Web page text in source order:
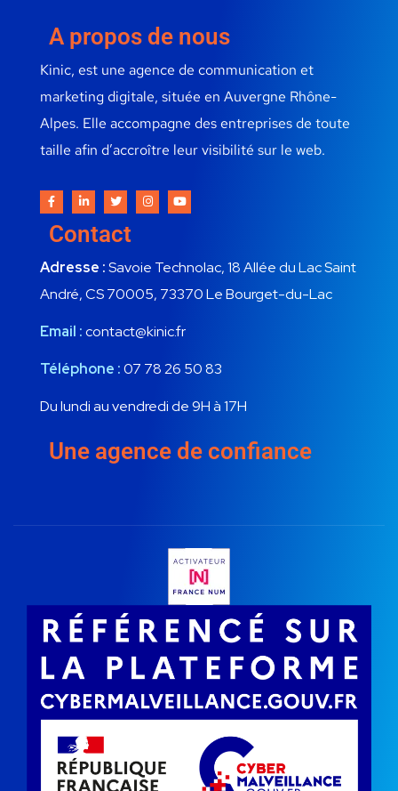
A propos de nous
Kinic, est une agence de communication et
marketing digitale, située en Auvergne Rhône-
Alpes. Elle accompagne des entreprises de toute
taille afin d’accroître leur visibilité sur le web.
Contact
Adresse :Savoie Technolac, 18 Allée du Lac Saint
André, CS 70005, 73370 Le Bourget-du-Lac
Email :contact@kinic.fr
Téléphone :07 78 26 50 83
Du lundi au vendredi de 9H à 17H
Une agence de confiance